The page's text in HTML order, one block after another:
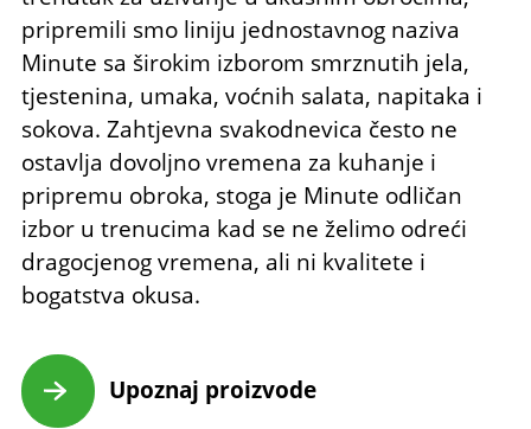
pripremili smo liniju jednostavnog naziva
Minute sa širokim izborom smrznutih jela,
tjestenina, umaka, voćnih salata, napitaka i
sokova. Zahtjevna svakodnevica često ne
ostavlja dovoljno vremena za kuhanje i
pripremu obroka, stoga je Minute odličan
izbor u trenucima kad se ne želimo odreći
dragocjenog vremena, ali ni kvalitete i
bogatstva okusa.
Upoznaj proizvode